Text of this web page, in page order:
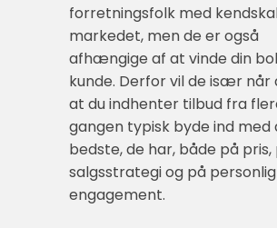
forretningsfolk med
markedet, men de er også
afhængige af at vinde din
kunde. Derfor vil de især når
at du indhenter tilbud fra
gangen typisk byde ind med
bedste, de har, både på pris,
salgsstrategi og på
engagement.